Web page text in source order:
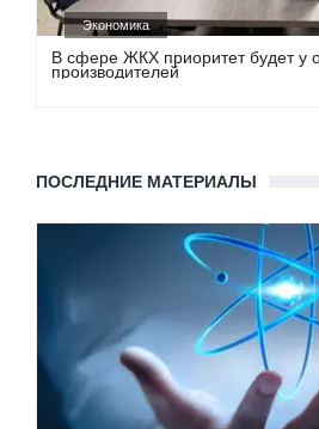
Экономика
В сфере ЖКХ приоритет будет у
производителей
ПОСЛЕДНИЕ МАТЕРИАЛЫ